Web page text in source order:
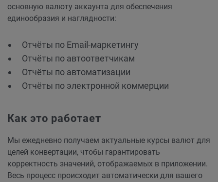
основную валюту аккаунта для обеспечения
единообразия и наглядности:
Отчёты по Email‑маркетингу
Отчёты по автоответчикам
Отчёты по автоматизации
Отчёты по электронной коммерции
Как это работает
Мы ежедневно получаем актуальные курсы валют для
целей конвертации, чтобы гарантировать
корректность значений, отображаемых в приложении.
Весь процесс происходит автоматически для вашего